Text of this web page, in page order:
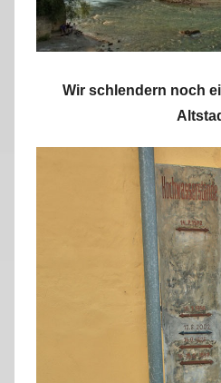
Wir schlendern noch